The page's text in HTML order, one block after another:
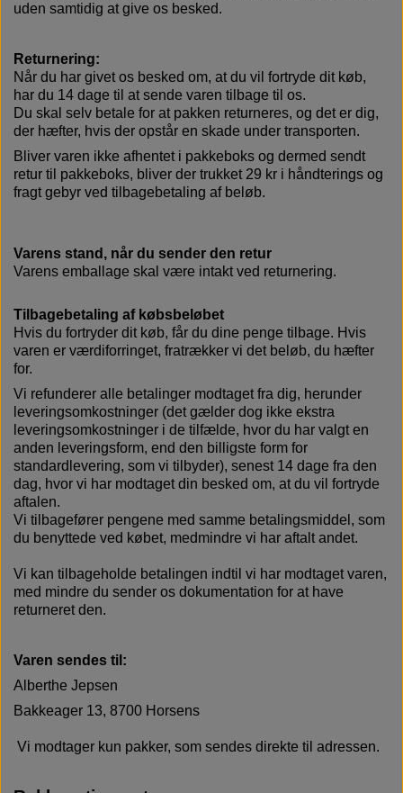
uden samtidig at give os besked.
Returnering:
Når du har givet os besked om, at du vil fortryde dit køb,
har du 14 dage til at sende varen tilbage til os.
Du skal selv betale for at pakken returneres, og det er dig,
der hæfter, hvis der opstår en skade under transporten.
Bliver varen ikke afhentet i pakkeboks og dermed sendt
retur til pakkeboks, bliver der trukket 29 kr i håndterings og
fragt gebyr ved tilbagebetaling af beløb.
Varens stand, når du sender den retur
Varens emballage skal være intakt ved returnering.
Tilbagebetaling af købsbeløbet
Hvis du fortryder dit køb, får du dine penge tilbage. Hvis
varen er værdiforringet, fratrækker vi det beløb, du hæfter
for.
Vi refunderer alle betalinger modtaget fra dig, herunder
leveringsomkostninger (det gælder dog ikke ekstra
leveringsomkostninger i de tilfælde, hvor du har valgt en
anden leveringsform, end den billigste form for
standardlevering, som vi tilbyder), senest 14 dage fra den
dag, hvor vi har modtaget din besked om, at du vil fortryde
aftalen.
Vi tilbagefører pengene med samme betalingsmiddel, som
du benyttede ved købet, medmindre vi har aftalt andet.
Vi kan tilbageholde betalingen indtil vi har modtaget varen,
med mindre du sender os dokumentation for at have
returneret den.
Varen sendes til:
Alberthe Jepsen
Bakkeager 13, 8700 Horsens
Vi modtager kun pakker, som sendes direkte til adressen.